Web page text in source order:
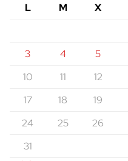
L
M X
3
4 5
10
11 12
17
18 19
24
25 26
31